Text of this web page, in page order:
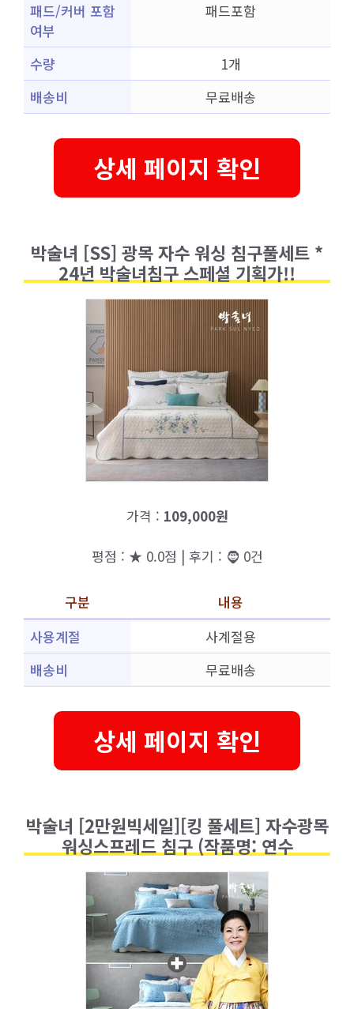
패드/커버 포함
여부
패드포함
수량
1개
배송비
무료배송
상세 페이지 확인
박술녀 [SS] 광목 자수 워싱 침구풀세트 *
24년 박술녀침구 스페셜 기획가!!
가격 : 109,000원
평점 : ★ 0.0점 | 후기 : 🧔 0건
구분
내용
사용계절
사계절용
배송비
무료배송
상세 페이지 확인
박술녀 [2만원빅세일][킹 풀세트] 자수광목
워싱스프레드 침구 (작품명: 연수